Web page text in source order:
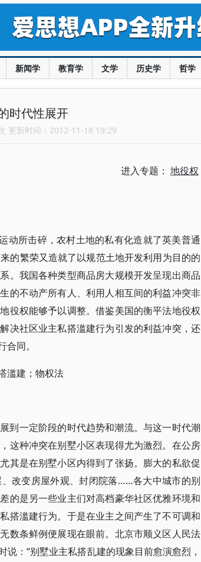
新闻学 教育学 文学 历史学 哲学
时代性展开
更新时间：2012-11-18 19:29
进入专题： 地役权
动所击碎，农村土地的私有化造就了英美普通
的繁荣又造就了以规范土地开发利用为目的的
。我国各种类型商品房大规模开发呈现出商品
的不动产所有人、利用人相互间的利益冲突非
役权能够予以调整。借鉴美国的衡平法地役权
决社区业主私搭滥建行为引发的利益冲突，还
同。
滥建；物权法
到一定阶段的时代趋势和潮流。与这一时代潮
这种冲突在别墅小区表现得尤为激烈。在公房
其是在别墅小区内得到了张扬。膨大的私欲促
改变房屋外观、封闭院落……各大中城市的别
的是另一些业主们对高档豪华社区优雅环境和
搭滥建行为。于是在业主之间产生了不可调和
数条鲜例便展现在眼前。北京市顺义区人民法
：“别墅业主私搭乱建的现象目前愈演愈烈，